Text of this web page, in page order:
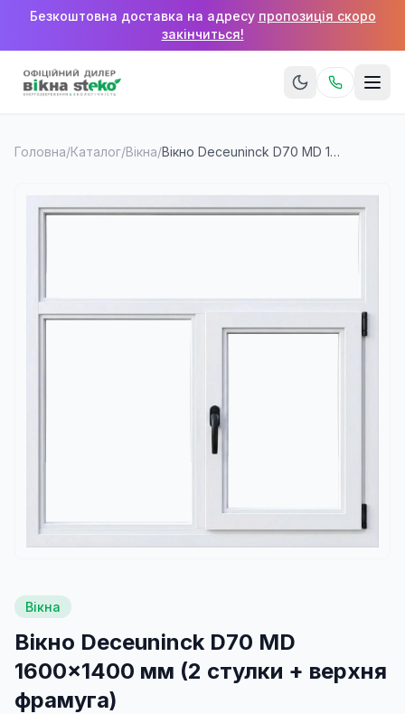
Безкоштовна доставка на адресу пропозиція скоро
закінчиться!
Головна/Каталог/Вікна/ Вікно Deceuninck D70 MD 1600×1400 мм (2 стулки + верхня фрамуга)
Вікна
Вікно Deceuninck D70 MD
1600×1400 мм (2 стулки + верхня
фрамуга)